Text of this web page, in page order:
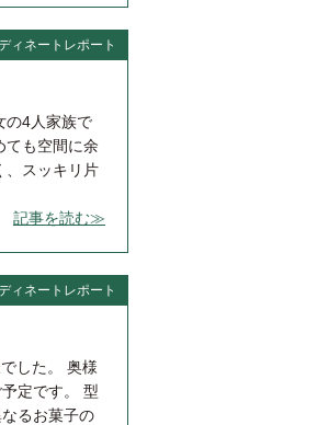
ィネートレポート
の4人家族で
ても空間に余
、スッキリ片
記事を読む≫
ィネートレポート
した。 奥様
定です。 型
るお菓子の